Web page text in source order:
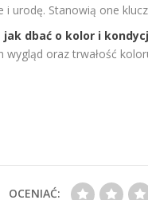
urodę. Stanowią one
dbać o kolor i
oraz trwałość
OCENIAĆ: